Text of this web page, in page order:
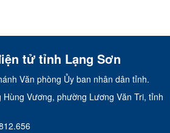
tử tỉnh Lạng Sơn
Văn phòng Ủy ban nhân dân tỉnh.
Hùng Vương, phường Lương Văn Tri, tỉnh